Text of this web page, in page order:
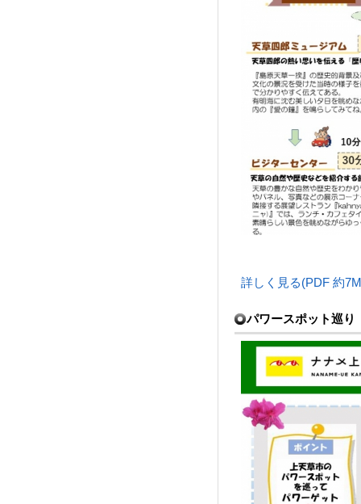
詳しく見る(PDF 約
パワースポット巡り